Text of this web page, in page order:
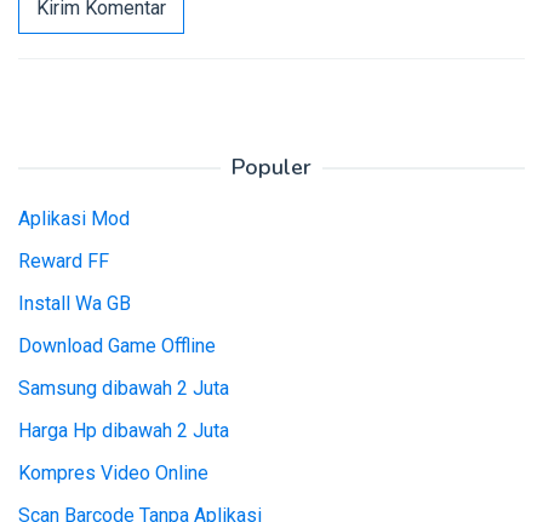
Populer
Aplikasi Mod
Reward FF
Install Wa GB
Download Game Offline
Samsung dibawah 2 Juta
Harga Hp dibawah 2 Juta
Kompres Video Online
Scan Barcode Tanpa Aplikasi